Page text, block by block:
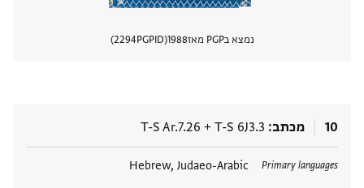
נמצא בPGP מאז 1988
PGPID
2294
10 מכתב T-S 6J3.3
+
T-S Ar.7.26
Primary languages
Hebrew, Judaeo-Arabic תגים